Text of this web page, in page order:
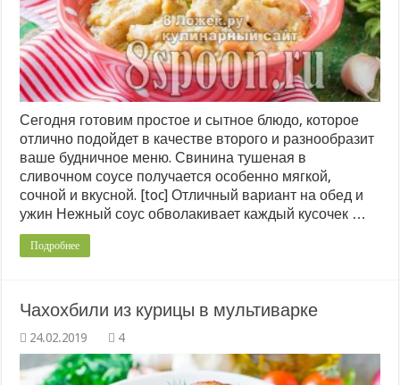
Сегодня готовим простое и сытное блюдо, которое
отлично подойдет в качестве второго и разнообразит
ваше будничное меню. Свинина тушеная в
сливочном соусе получается особенно мягкой,
сочной и вкусной. [toc] Отличный вариант на обед и
ужин Нежный соус обволакивает каждый кусочек …
Подробнее
Чахохбили из курицы в мультиварке
4